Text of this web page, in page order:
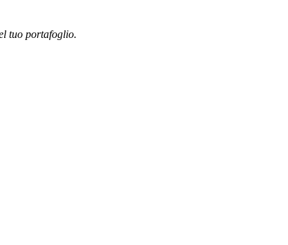
tuo portafoglio.